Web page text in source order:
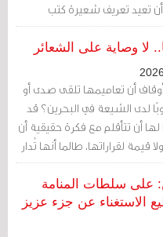
أن تعيد تعريف شعيرة كتب
قبل أن تكتبها اللوائح.
بالتعاميم، والهوية لا تُقاس
والثقة لا تُبنى إلا عندما يشعر
جاء ليحمي ما يؤمنون به، لا
أن تعاميمها تلقى صدى أو
لدى الشيعة في البحرين؟ قد
لها أن تتأقلم مع فكرة حقيقية أن
قيمة لقراراتها، طالما أنها تُدار
من قبل وزارة الداخلية
على سلطات المنامة
الاستغناء عن جزء عزيز